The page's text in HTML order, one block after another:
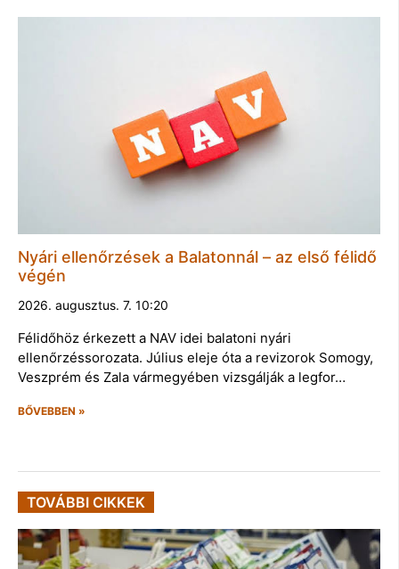
Nyári ellenőrzések a Balatonnál – az első félidő
végén
2026. augusztus. 7. 10:20
Félidőhöz érkezett a NAV idei balatoni nyári
ellenőrzéssorozata. Július eleje óta a revizorok Somogy,
Veszprém és Zala vármegyében vizsgálják a legfor…
BŐVEBBEN »
TOVÁBBI CIKKEK